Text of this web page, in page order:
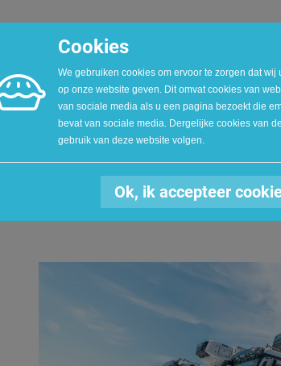
KERNWAARDEN VACATURES CERTIFICATEN
Express
Soms heb je onverwacht een extra snelle
Cookies
We gebruiken cookies om ervoor te zorgen dat wij
op onze website geven. Dit omvat cookies van
van sociale media als u een pagina bezoekt die
bevat van sociale media. Dergelijke cookies van
gebruik van deze website volgen.
Ok, ik accepteer